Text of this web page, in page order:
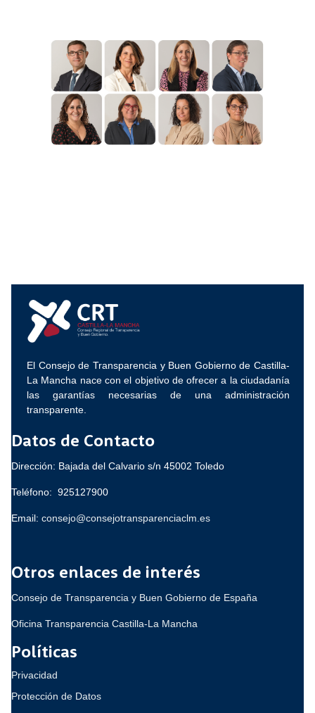
El Consejo de Transparencia y Buen Gobierno de Castilla-
La Mancha nace con el objetivo de ofrecer a la ciudadanía
las garantías necesarias de una administración
transparente.
Datos de Contacto
Dirección: Bajada del Calvario s/n 45002 Toledo
Teléfono: 925127900
Email: consejo@consejotransparenciaclm.es
Otros enlaces de interés
Consejo de Transparencia y Buen Gobierno de España
Oficina Transparencia Castilla-La Mancha
Políticas
Privacidad
Protección de Datos